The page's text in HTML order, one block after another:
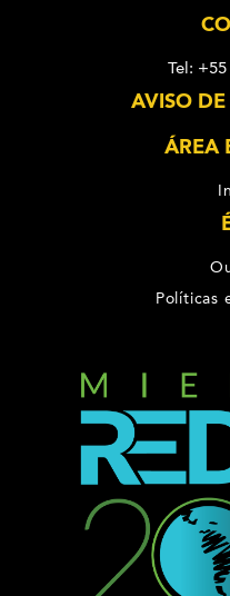
Tel:
AVISO
ÁREA
Políticas